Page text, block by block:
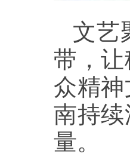
文艺
带，
众精
南持
量。